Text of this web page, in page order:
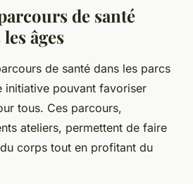
de santé
âges
de santé dans les parcs
initiative pouvant favoriser
tous. Ces parcours,
ateliers, permettent de faire
corps tout en profitant du